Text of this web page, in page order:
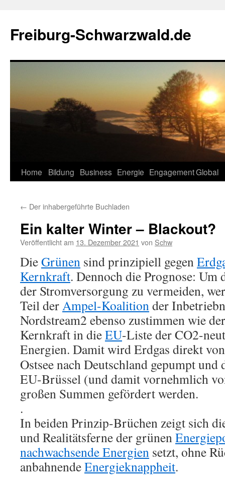
springen
Freiburg-Schwarzwald.de
Home Bildung Business Energie EngagementGlobal
← Der inhabergeführte Buchladen
Ein kalter Winter – Blackout?
Veröffentlicht am 13. Dezember 2021 von Schw
DieGrünen sind prinzipiell gegen
Kernkraft. Dennoch die Prognose: Um
der Stromversorgung zu vermeiden,
Teil derAmpel-Koalitionder
Nordstream2 ebenso zustimmen wie
Kernkraft in dieEU-Liste der CO2-
Energien. Damit wird Erdgas direkt
Ostsee nach Deutschland gepumpt
EU-Brüssel (und damit vornehmlich
großen Summen gefördert werden.
.
In beiden Prinzip-Brüchen zeigt sich
und Realitätsferne der grünen
nachwachsende Energien setzt, ohne
anbahnendeEnergieknappheit.